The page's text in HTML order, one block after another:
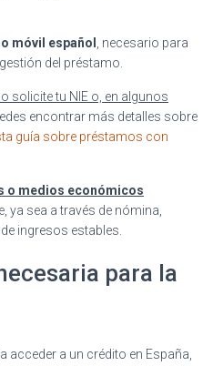
móvil español , necesario para
del préstamo.
solicite tu NIE o, en algunos
encontrar más detalles sobre
guía sobre préstamos con
o medios económicos
ya sea a través de nómina,
ingresos estables.
para la
acceder a un crédito en España,